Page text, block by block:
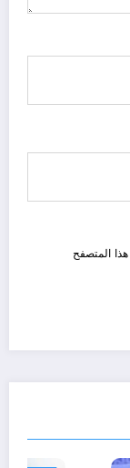
المتصفح